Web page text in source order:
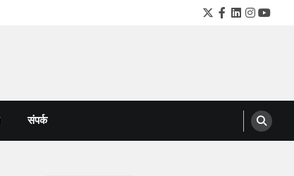
Twitter
Facebook
LinkedIn
संपर्क